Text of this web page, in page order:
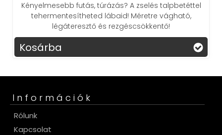
Kényelmesebb futás, túrázás? A zselés talpbetéttel
tehermentesítheted lábaid! Méretre vágható,
légáteresztő és rezgéscsökkentő!
Kosárba
Információk
Rólunk
Kapcsolat